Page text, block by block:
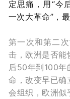
定思痛，用“今
一次大革命”，
第一次和第二
击，欧洲是否能
后50年到100年
命，改变早已确
会组织，欧洲似